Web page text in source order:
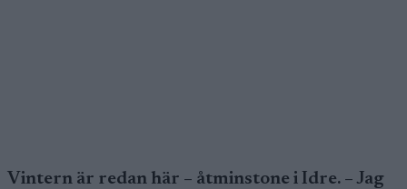
Vintern är redan här – åtminstone i Idre. – Jag